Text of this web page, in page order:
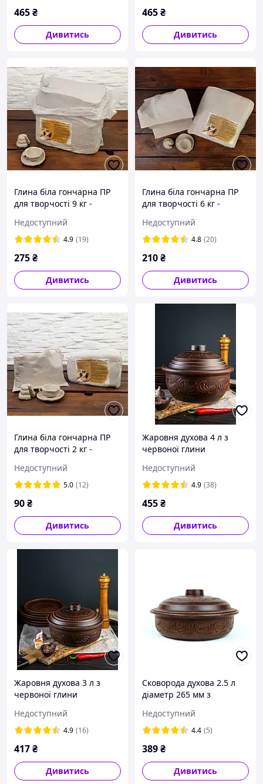
465₴
Дивитись
465₴
Дивитись
Глина біла гончарна ПР
для творчості 9 кг -
біла глина для ліплення,
керамікі
Недоступний
4.9 (19)
275₴
Дивитись
Глина біла гончарна ПР
для творчості 6 кг -
біла глина для ліплення,
керамікі
Недоступний
4.8 (20)
210₴
Дивитись
Глина біла гончарна ПР
для творчості 2 кг -
біла глина для ліплення
Недоступний
5.0 (12)
90₴
Дивитись
Жаровня духова 4 л з
червоної глини
Недоступний
4.9 (38)
455₴
Дивитись
Жаровня духова 3 л з
червоної глини
Недоступний
4.9 (16)
417₴
Дивитись
Сковорода духова 2.5 л
діаметр 265 мм з
Недоступний
4.4 (5)
389₴
Дивитись